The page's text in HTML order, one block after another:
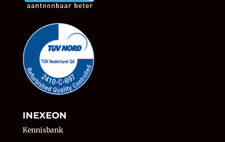
INEXEON
Kennisbank